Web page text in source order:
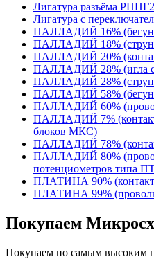
Лигатура разъёма
Лигатура с
ПАЛЛАДИЙ 16%
ПАЛЛАДИЙ 18%
ПАЛЛАДИЙ 20%
ПАЛЛАДИЙ 28% (игла
ПАЛЛАДИЙ 28%
ПАЛЛАДИЙ 58%
ПАЛЛАДИЙ 60%
ПАЛЛАДИЙ 7%
блоков МКС)
ПАЛЛАДИЙ 78%
ПАЛЛАДИЙ 80%
потенциометров типа
ПЛАТИНА 90%
ПЛАТИНА 99%
Покупаем
Покупаем по самым высоким